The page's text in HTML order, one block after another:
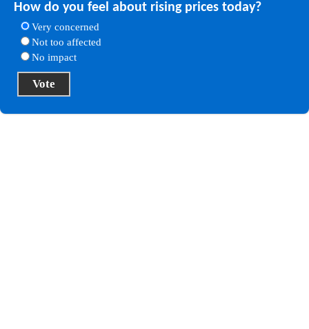
How do you feel about rising prices today?
Very concerned
Not too affected
No impact